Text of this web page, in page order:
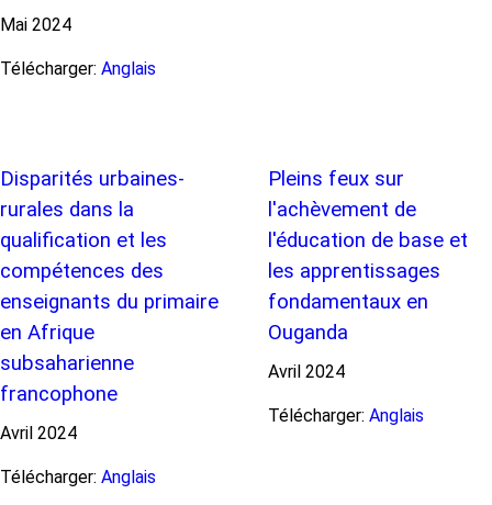
Mai 2024
Télécharger: Anglais
Disparités urbaines-
rurales dans la
qualification et les
compétences des
enseignants du primaire
en Afrique
subsaharienne
francophone
Avril 2024
Télécharger: Anglais
Pleins feux sur
l'achèvement de
l'éducation de base et
les apprentissages
fondamentaux en
Ouganda
Avril 2024
Télécharger: Anglais